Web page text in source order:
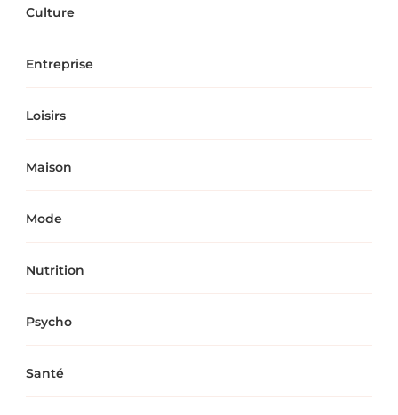
Culture
Entreprise
Loisirs
Maison
Mode
Nutrition
Psycho
Santé